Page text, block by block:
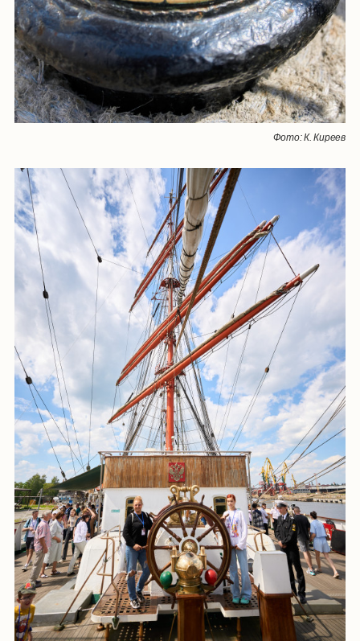
Фото: К. Киреев